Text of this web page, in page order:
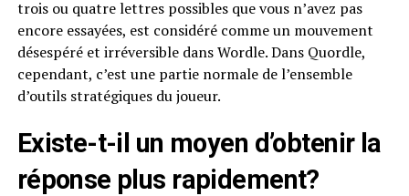
trois ou quatre lettres possibles que vous n’avez pas
encore essayées, est considéré comme un mouvement
désespéré et irréversible dans Wordle. Dans Quordle,
cependant, c’est une partie normale de l’ensemble
d’outils stratégiques du joueur.
Existe-t-il un moyen d’obtenir la
réponse plus rapidement?